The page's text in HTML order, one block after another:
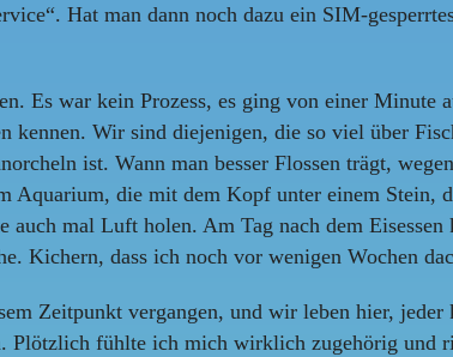
Hat man dann noch dazu ein SIM-
Es war kein Prozess, es ging von einer
Wir sind diejenigen, die so viel über
ist. Wann man besser Flossen trägt,
Aquarium, die mit dem Kopf unter einem Stein,
auch mal Luft holen. Am Tag nach dem
Kichern, dass ich noch vor wenigen Wochen
Zeitpunkt vergangen, und wir leben hier,
Plötzlich fühlte ich mich wirklich zugehörig